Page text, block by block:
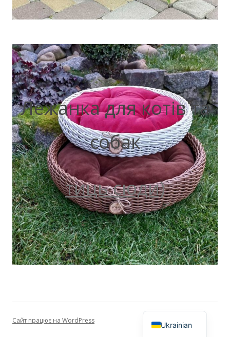
Лежанка для котів та
собак
тиць сюди)
Сайт працює на WordPress Ukrainian